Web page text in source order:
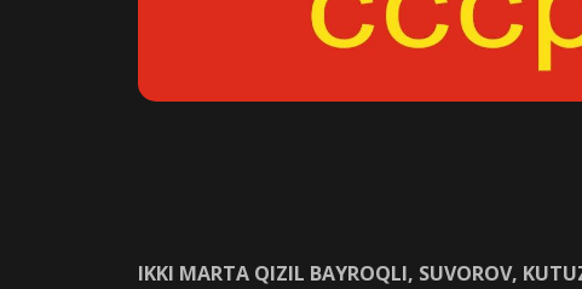
IKKI MARTA QIZIL BAYROQLI, SUVOROV,